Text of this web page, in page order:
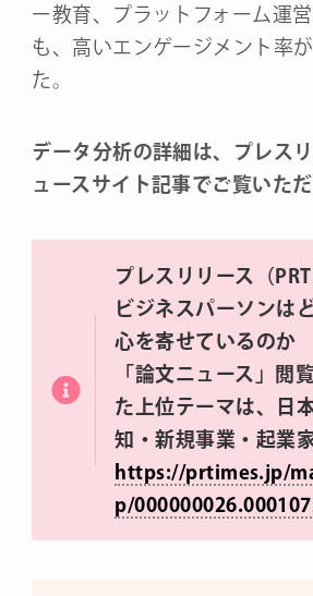
ー教育、プラットフォーム運
も、高いエンゲージメント率
た。
データ分析の詳細は、プレス
ュースサイト記事でご覧いただ
プレスリリース（
ビジネスパーソンは
心を寄せているのか
「論文ニュース」閲
た上位テーマは、日
知・新規事業・起業
https://prtimes.jp/
p/